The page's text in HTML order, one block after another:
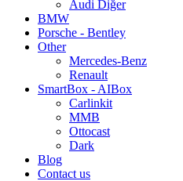
Audi Diğer
BMW
Porsche - Bentley
Other
Mercedes-Benz
Renault
SmartBox - AIBox
Carlinkit
MMB
Ottocast
Dark
Blog
Contact us